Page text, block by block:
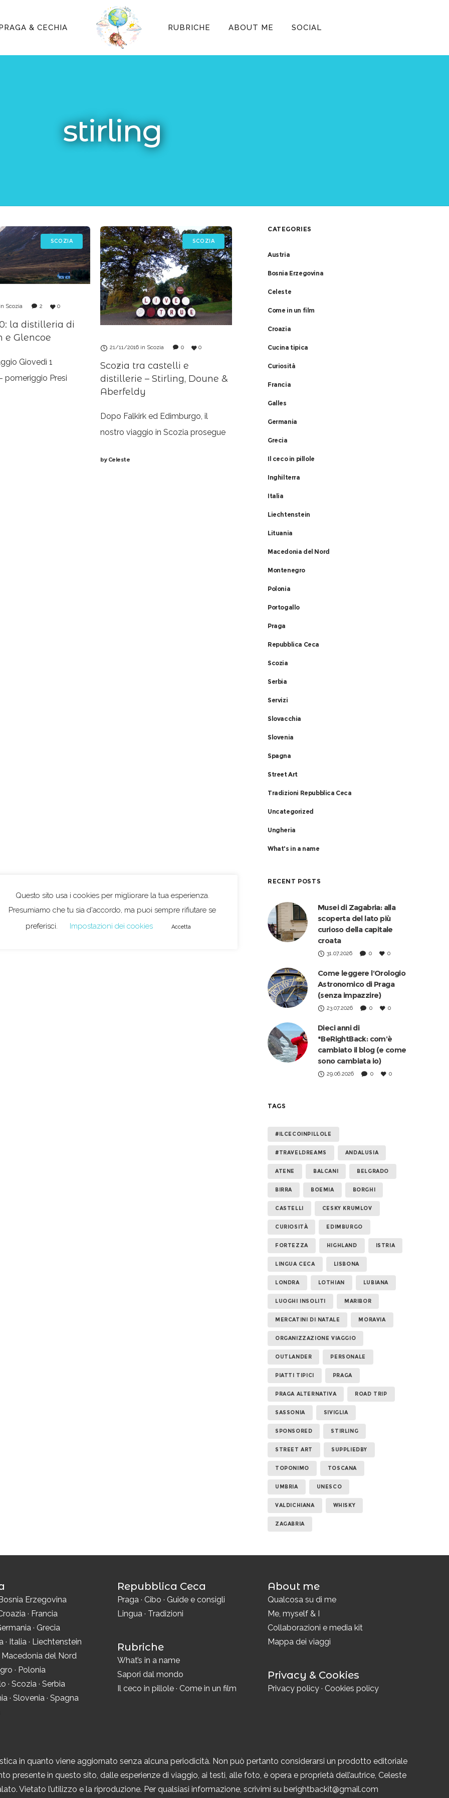
& CECHIA RUBRICHE ABOUT ME SOCIAL
stirling
SCOZIA
in Scozia 2 0
la distilleria di
e Glencoe
Giovedì 1
pomeriggio Presi
dispendioso
SCOZIA
21/11/2016 in Scozia 0 0
Scozia tra castelli e
distillerie – Stirling, Doune &
Aberfeldy
Dopo Falkirk ed Edimburgo, il
nostro viaggio in Scozia prosegue
Monument a Stirling, il castello di
byCeleste
CATEGORIES
Austria
Bosnia Erzegovina
Celeste
Come in un film
Croazia
Cucina tipica
Curiosità
Francia
Galles
Germania
Grecia
Il ceco in pillole
Inghilterra
Italia
Liechtenstein
Lituania
Macedonia del Nord
Montenegro
Polonia
Portogallo
Praga
Repubblica Ceca
Scozia
Serbia
Servizi
Slovacchia
Slovenia
Spagna
Street Art
Tradizioni Repubblica Ceca
Uncategorized
Ungheria
What's in a name
RECENT POSTS
Musei di Zagabria: alla
scoperta del lato più
curioso della capitale
croata
31.07.2026 0 0
Come leggere l’Orologio
Astronomico di Praga
(senza impazzire)
23.07.2026 0 0
Dieci anni di
*BeRightBack: com’è
cambiato il blog (e come
sono cambiata io)
29.06.2026 0 0
TAGS
#ILCECOINPILLOLE
#TRAVELDREAMS ANDALUSIA
ATENE BALCANI BELGRADO
BIRRA BOEMIA BORGHI
CASTELLI CESKY KRUMLOV
CURIOSITÀ EDIMBURGO
FORTEZZA HIGHLAND ISTRIA
LINGUA CECA LISBONA
LONDRA LOTHIAN LUBIANA
LUOGHI INSOLITI MARIBOR
MERCATINI DI NATALE MORAVIA
ORGANIZZAZIONE VIAGGIO
OUTLANDER PERSONALE
PIATTI TIPICI PRAGA
PRAGA ALTERNATIVA ROAD TRIP
SASSONIA SIVIGLIA
SPONSORED STIRLING
STREET ART SUPPLIEDBY
TOPONIMO TOSCANA
UMBRIA UNESCO
VALDICHIANA WHISKY
ZAGABRIA
Erzegovina
· Francia
· Grecia
· Italia · Liechtenstein
Macedonia del Nord
· Polonia
· Scozia · Serbia
· Slovenia · Spagna
Repubblica Ceca
Praga · Cibo · Guide e consigli
Lingua · Tradizioni
Rubriche
What’s in a name
Sapori dal mondo
Il ceco in pillole · Come in un film
About me
Qualcosa su di me
Me, myself & I
Collaborazioni e media kit
Mappa dei viaggi
Privacy & Cookies
Privacy policy · Cookies policy
in quanto viene aggiornato senza alcuna periodicità. Non può pertanto considerarsi un prodotto editoriale
presente in questo sito, dalle esperienze di viaggio, ai testi, alle foto, è opera e proprietà dell’autrice, Celeste
Vietato l’utilizzo e la riproduzione. Per qualsiasi informazione, scrivimi su berightbackit@gmail.com
Questo sito usa i cookies per migliorare la tua esperienza.
Presumiamo che tu sia d'accordo, ma puoi sempre rifiutare se
preferisci.
Impostazioni dei cookies Accetta